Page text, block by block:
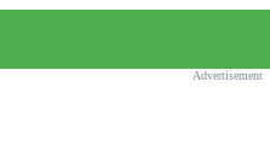
Advertisement